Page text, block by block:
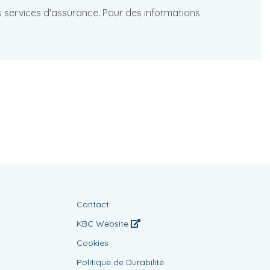
d'assurance. Pour des informations
Contact
KBC Website
Cookies
Politique de Durabilité